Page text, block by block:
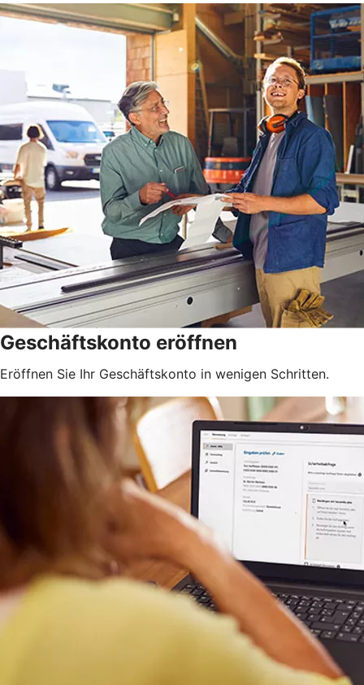
Geschäftskonto eröffnen
Eröffnen Sie Ihr Geschäftskonto in wenigen Schritten.